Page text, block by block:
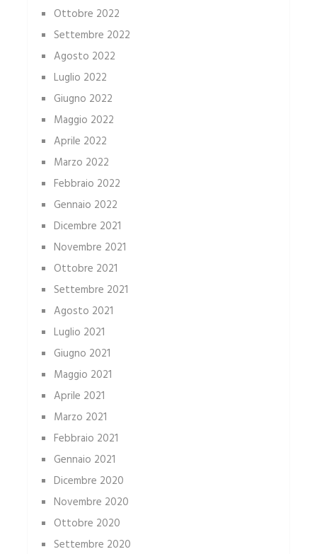
Ottobre 2022
Settembre 2022
Agosto 2022
Luglio 2022
Giugno 2022
Maggio 2022
Aprile 2022
Marzo 2022
Febbraio 2022
Gennaio 2022
Dicembre 2021
Novembre 2021
Ottobre 2021
Settembre 2021
Agosto 2021
Luglio 2021
Giugno 2021
Maggio 2021
Aprile 2021
Marzo 2021
Febbraio 2021
Gennaio 2021
Dicembre 2020
Novembre 2020
Ottobre 2020
Settembre 2020